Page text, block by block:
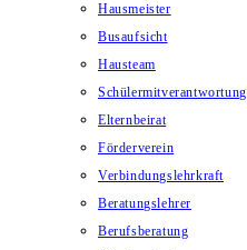
Hausmeister
Busaufsicht
Hausteam
Schülermitverantwortung
Elternbeirat
Förderverein
Verbindungslehrkraft
Beratungslehrer
Berufsberatung